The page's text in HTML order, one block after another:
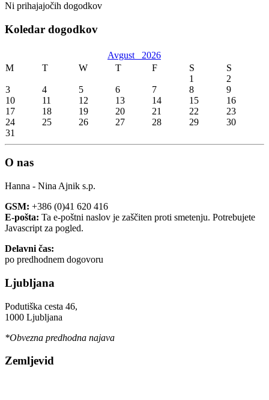
Ni prihajajočih dogodkov
Koledar dogodkov
Avgust 2026
M
T W T F S
S
1
2
3
4 5 6 7 8
9
10
11 12 13 14 15
16
17
18 19 20 21 22
23
24
25 26 27 28 29
30
31
O nas
Hanna - Nina Ajnik s.p.
GSM: +386 (0)41 620 416
E-pošta: Ta e-poštni naslov je zaščiten proti smetenju. Potrebujete
Javascript za pogled.
Delavni čas:
po predhodnem dogovoru
Ljubljana
Podutiška cesta 46,
1000 Ljubljana
*Obvezna predhodna najava
Zemljevid